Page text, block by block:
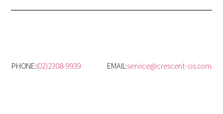
PHONE:(02)2308-9939 EMAIL:service@crescent-cis.com